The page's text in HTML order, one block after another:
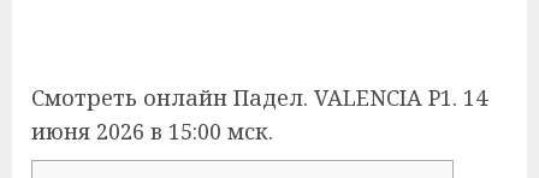
Смотреть онлайн Падел. VALENCIA P1. 14
июня 2026 в 15:00 мск.